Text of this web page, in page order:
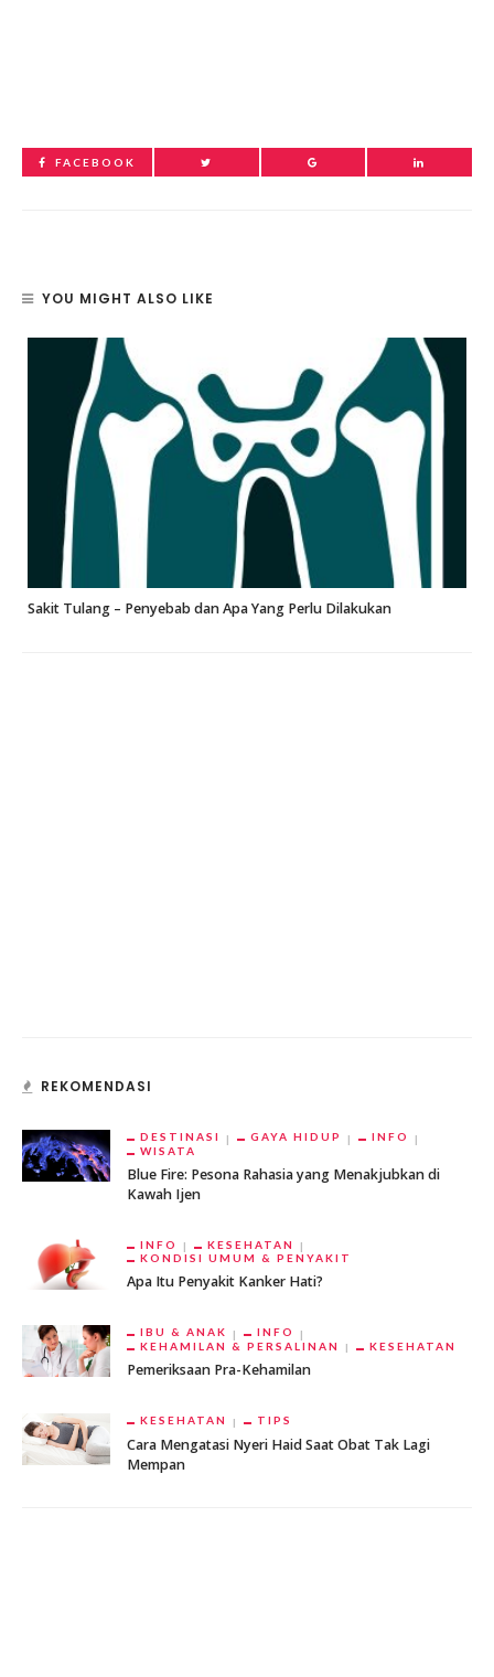
FACEBOOK
YOU MIGHT ALSO LIKE
Sakit Tulang – Penyebab dan Apa Yang Perlu Dilakukan
REKOMENDASI
DESTINASI GAYA HIDUP
INFO
WISATA
Blue Fire: Pesona Rahasia yang Menakjubkan di
Kawah Ijen
INFO
KESEHATAN
KONDISI UMUM & PENYAKIT
Apa Itu Penyakit Kanker Hati?
IBU & ANAK
INFO
KEHAMILAN & PERSALINAN
KESEHATAN
Pemeriksaan Pra-Kehamilan
KESEHATAN TIPS
Cara Mengatasi Nyeri Haid Saat Obat Tak Lagi
Mempan